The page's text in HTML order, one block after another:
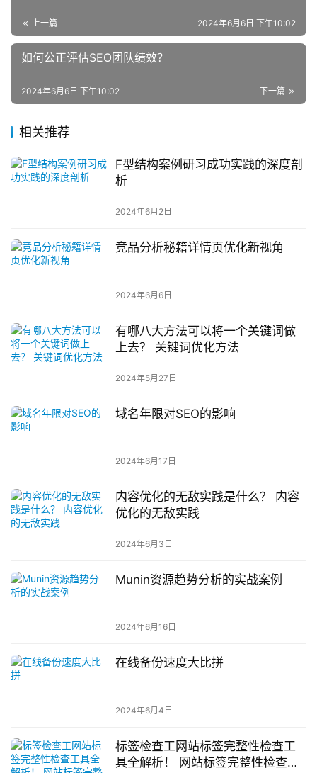
上一篇 2024年6月6日 下午10:02
如何公正评估SEO团队绩效？
下一篇
2024年6月6日 下午10:02
相关推荐
F型结构案例研习成功实践的深度剖
析
2024年6月2日
竞品分析秘籍详情页优化新视角
2024年6月6日
有哪八大方法可以将一个关键词做
上去？ 关键词优化方法
2024年5月27日
域名年限对SEO的影响
2024年6月17日
内容优化的无敌实践是什么？ 内容
优化的无敌实践
2024年6月3日
Munin资源趋势分析的实战案例
2024年6月16日
在线备份速度大比拼
2024年6月4日
标签检查工网站标签完整性检查工
具全解析！ 网站标签完整性检查工